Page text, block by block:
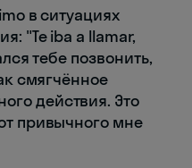
в ситуациях
"Te iba a llamar,
тебе позвонить,
смягчённое
действия. Это
привычного мне